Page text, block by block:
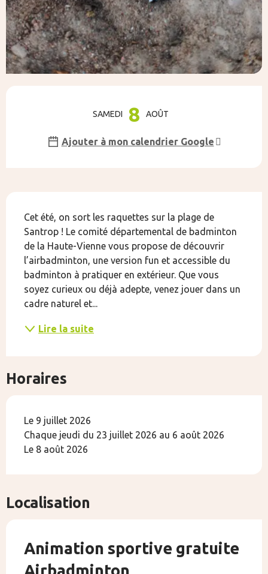
SAMEDI 8 AOÛT
Ajouter à mon calendrier Google
Cet été, on sort les raquettes sur la plage de
Santrop ! Le comité départemental de badminton
de la Haute-Vienne vous propose de découvrir
l’airbadminton, une version fun et accessible du
badminton à pratiquer en extérieur. Que vous
soyez curieux ou déjà adepte, venez jouer dans un
cadre naturel et...
Lire la suite
Horaires
Le 9 juillet 2026
Chaque jeudi du 23 juillet 2026 au 6 août 2026
Le 8 août 2026
Localisation
Animation sportive gratuite
Airbadminton